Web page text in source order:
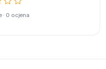
· 0 ocjena